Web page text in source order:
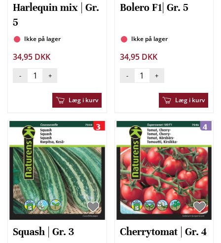
Harlequin mix | Gr.
5
Ikke på lager
34,95 DKK
- +
Læg i kurv
Bolero F1| Gr. 5
Ikke på lager
34,95 DKK
- +
Læg i kurv
Squash | Gr. 3 Cherrytomat | Gr. 4